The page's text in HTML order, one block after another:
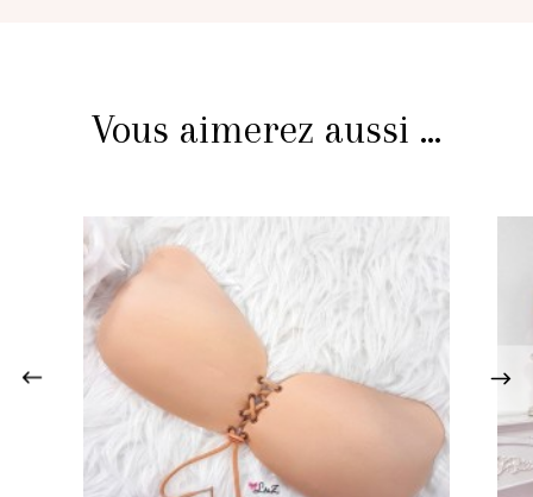
Vous aimerez aussi ...